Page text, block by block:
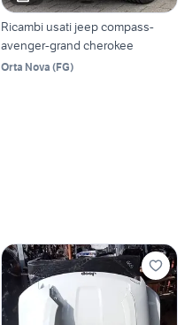
Ricambi usati jeep compass-
avenger-grand cherokee
Orta Nova (FG)